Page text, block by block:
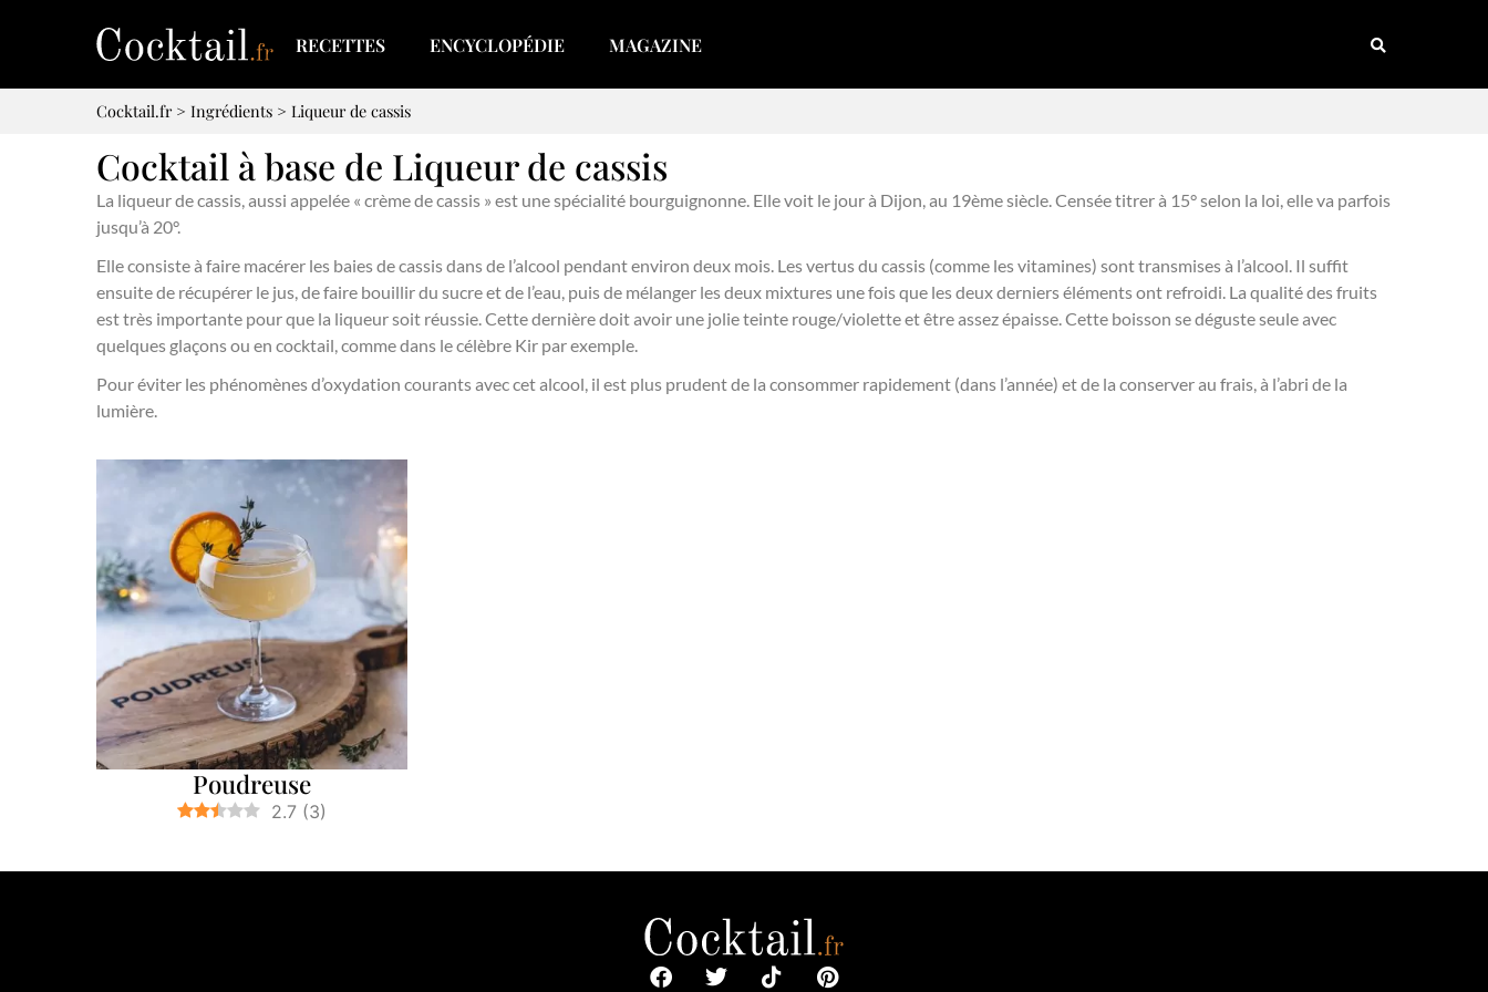
RECETTES ENCYCLOPÉDIE MAGAZINE
Cocktail.fr> Ingrédients > Liqueur de cassis
Cocktail à base de Liqueur de cassis
La liqueur de cassis, aussi appelée « crème de cassis » est une spécialité bourguignonne. Elle voit le jour à Dijon, au 19ème siècle. Censée titrer à 15° selon la loi, elle va parfois
jusqu’à 20°.
Elle consiste à faire macérer les baies de cassis dans de l’alcool pendant environ deux mois. Les vertus du cassis (comme les vitamines) sont transmises à l’alcool. Il suffit
ensuite de récupérer le jus, de faire bouillir du sucre et de l’eau, puis de mélanger les deux mixtures une fois que les deux derniers éléments ont refroidi. La qualité des fruits
est très importante pour que la liqueur soit réussie. Cette dernière doit avoir une jolie teinte rouge/violette et être assez épaisse. Cette boisson se déguste seule avec
quelques glaçons ou en cocktail, comme dans le célèbre Kir par exemple.
Pour éviter les phénomènes d’oxydation courants avec cet alcool, il est plus prudent de la consommer rapidement (dans l’année) et de la conserver au frais, à l’abri de la
lumière.
Poudreuse
2.7 (3)